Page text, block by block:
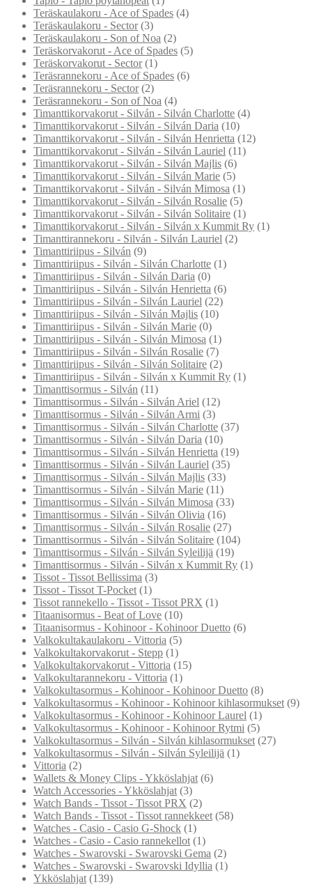
Teräskaulakoru - Ace of Spades (4)
Teräskaulakoru - Sector (3)
Teräskaulakoru - Son of Noa (2)
Teräskorvakorut - Ace of Spades (5)
Teräskorvakorut - Sector (1)
Teräsrannekoru - Ace of Spades (6)
Teräsrannekoru - Sector (2)
Teräsrannekoru - Son of Noa (4)
Timanttikorvakorut - Silván - Silván Charlotte (4)
Timanttikorvakorut - Silván - Silván Daria (10)
Timanttikorvakorut - Silván - Silván Henrietta (12)
Timanttikorvakorut - Silván - Silván Lauriel (11)
Timanttikorvakorut - Silván - Silván Majlis (6)
Timanttikorvakorut - Silván - Silván Marie (5)
Timanttikorvakorut - Silván - Silván Mimosa (1)
Timanttikorvakorut - Silván - Silván Rosalie (5)
Timanttikorvakorut - Silván - Silván Solitaire (1)
Timanttikorvakorut - Silván - Silván x Kummit Ry (1)
Timanttirannekoru - Silván - Silván Lauriel (2)
Timanttiriipus - Silván (9)
Timanttiriipus - Silván - Silván Charlotte (1)
Timanttiriipus - Silván - Silván Daria (0)
Timanttiriipus - Silván - Silván Henrietta (6)
Timanttiriipus - Silván - Silván Lauriel (22)
Timanttiriipus - Silván - Silván Majlis (10)
Timanttiriipus - Silván - Silván Marie (0)
Timanttiriipus - Silván - Silván Mimosa (1)
Timanttiriipus - Silván - Silván Rosalie (7)
Timanttiriipus - Silván - Silván Solitaire (2)
Timanttiriipus - Silván - Silván x Kummit Ry (1)
Timanttisormus - Silván (11)
Timanttisormus - Silván - Silván Ariel (12)
Timanttisormus - Silván - Silván Armi (3)
Timanttisormus - Silván - Silván Charlotte (37)
Timanttisormus - Silván - Silván Daria (10)
Timanttisormus - Silván - Silván Henrietta (19)
Timanttisormus - Silván - Silván Lauriel (35)
Timanttisormus - Silván - Silván Majlis (33)
Timanttisormus - Silván - Silván Marie (11)
Timanttisormus - Silván - Silván Mimosa (33)
Timanttisormus - Silván - Silván Olivia (16)
Timanttisormus - Silván - Silván Rosalie (27)
Timanttisormus - Silván - Silván Solitaire (104)
Timanttisormus - Silván - Silván Syleilijä (19)
Timanttisormus - Silván - Silván x Kummit Ry (1)
Tissot - Tissot Bellissima (3)
Tissot - Tissot T-Pocket (1)
Tissot rannekello - Tissot - Tissot PRX (1)
Titaanisormus - Beat of Love (10)
Titaanisormus - Kohinoor - Kohinoor Duetto (6)
Valkokultakaulakoru - Vittoria (5)
Valkokultakorvakorut - Stepp (1)
Valkokultakorvakorut - Vittoria (15)
Valkokultarannekoru - Vittoria (1)
Valkokultasormus - Kohinoor - Kohinoor Duetto (8)
Valkokultasormus - Kohinoor - Kohinoor kihlasormukset (9)
Valkokultasormus - Kohinoor - Kohinoor Laurel (1)
Valkokultasormus - Kohinoor - Kohinoor Rytmi (5)
Valkokultasormus - Silván - Silván kihlasormukset (27)
Valkokultasormus - Silván - Silván Syleilijä (1)
Vittoria (2)
Wallets & Money Clips - Ykköslahjat (6)
Watch Accessories - Ykköslahjat (3)
Watch Bands - Tissot - Tissot PRX (2)
Watch Bands - Tissot - Tissot rannekkeet (58)
Watches - Casio - Casio G-Shock (1)
Watches - Casio - Casio rannekellot (1)
Watches - Swarovski - Swarovski Gema (2)
Watches - Swarovski - Swarovski Idyllia (1)
Ykköslahjat (139)